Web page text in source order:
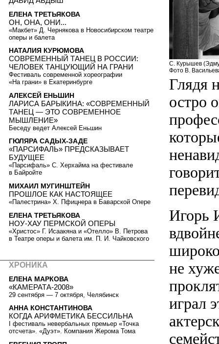
С. Курышев
Фото В.
Глядя
остро
Игорь
не
играл
ЕЛЕНА ТРЕТЬЯКОВА
ОН, ОНА, ОНИ...
«Макбет» Д. Чернякова в Новосибирском театре
оперы и балета
НАТАЛИЯ КУРЮМОВА
СОВРЕМЕННЫЙ ТАНЕЦ В РОССИИ:
ЧЕЛОВЕК ТАНЦУЮЩИЙ НА ГРАНИ
Фестиваль современной хореографии
«На грани» в Екатеринбурге
АЛЕКСЕЙ ЕНЬШИН
ЛАРИСА БАРЫКИНА: «СОВРЕМЕННЫЙ
ТАНЕЦ — ЭТО СОВРЕМЕННОЕ
МЫШЛЕНИЕ»
Беседу ведет Алексей Еньшин
ГЮЛЯРА САДЫХ-ЗАДЕ
«ПАРСИФАЛЬ» ПРЕДСКАЗЫВАЕТ
БУДУЩЕЕ
«Парсифаль» С. Херхайма на фестивале
в Байройте
МИХАИЛ МУГИНШТЕЙН
ПРОШЛОЕ КАК НАСТОЯЩЕЕ
«Палестрина» Х. Пфицнера в Баварской Опере
ЕЛЕНА ТРЕТЬЯКОВА
НОУ-ХАУ ПЕРМСКОЙ ОПЕРЫ
«Христос» Г. Исаакяна и «Отелло» В. Петрова
в Театре оперы и балета им. П. И. Чайковского
ХРОНИКА
ЕЛЕНА МАРКОВА
«КАМЕРАТА-2008»
29 сентября — 7 октября, Челябинск
АННА КОНСТАНТИНОВА
КОГДА АРИФМЕТИКА БЕССИЛЬНА
I фестиваль невербальных премьер «Точка
отсчета». «Дуэт». Компания Жерома Тома